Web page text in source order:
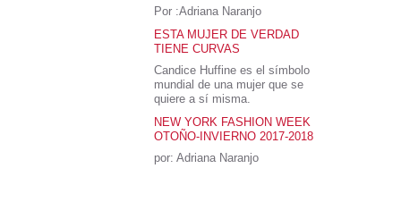
Por :Adriana Naranjo
ESTA MUJER DE VERDAD
TIENE CURVAS
Candice Huffine es el símbolo
mundial de una mujer que se
quiere a sí misma.
NEW YORK FASHION WEEK
OTOÑO-INVIERNO 2017-2018
por: Adriana Naranjo